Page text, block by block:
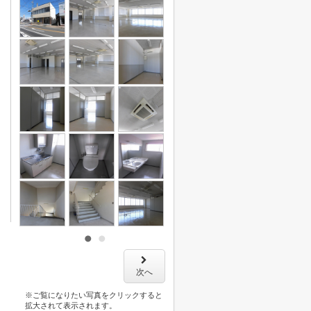
次へ
※ご覧になりたい写真をクリックすると
拡大されて表示されます。